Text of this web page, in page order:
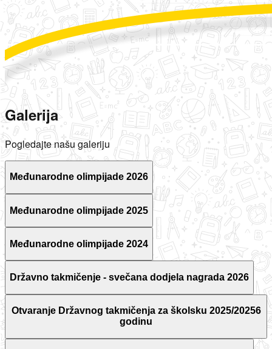
Galerija
Pogledajte našu galeriju
Međunarodne olimpijade 2026
Međunarodne olimpijade 2025
Međunarodne olimpijade 2024
Državno takmičenje - svečana dodjela nagrada 2026
Otvaranje Državnog takmičenja za školsku 2025/20256
godinu